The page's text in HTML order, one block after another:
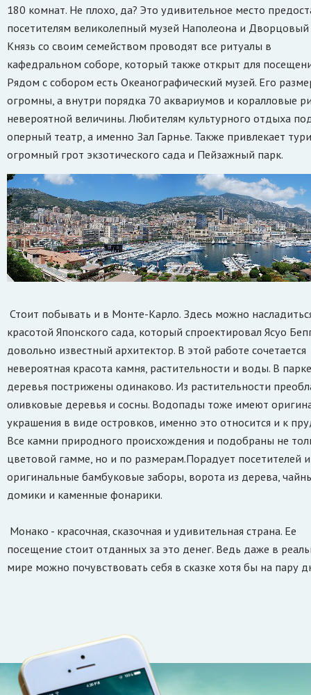
180 комнат. Не плохо, да? Это удивительное место
посетителям великолепный музей Наполеона и Дворцовый
Князь со своим семейством проводят все ритуалы в
кафедральном соборе, который также открыт для
Рядом с собором есть Океанографический музей. Его
огромны, а внутри порядка 70 аквариумов и коралловые
невероятной величины. Любителям культурного отдыха
оперный театр, а именно Зал Гарнье. Также привлекает
огромный грот экзотического сада и Пейзажный парк.
Стоит побывать и в Монте-Карло. Здесь можно
красотой Японского сада, который спроектировал Ясуо
довольно известный архитектор. В этой работе сочетается
невероятная красота камня, растительности и воды. В
деревья пострижены одинаково. Из растительности
оливковые деревья и сосны. Водопады тоже имеют
украшения в виде островков, именно это относится и к
Все камни природного происхождения и подобраны не
цветовой гамме, но и по размерам.Порадует посетителей и
оригинальные бамбуковые заборы, ворота из дерева,
домики и каменные фонарики.
Монако - красочная, сказочная и удивительная страна. Ее
посещение стоит отданных за это денег. Ведь даже в
мире можно почувствовать себя в сказке хотя бы на пару